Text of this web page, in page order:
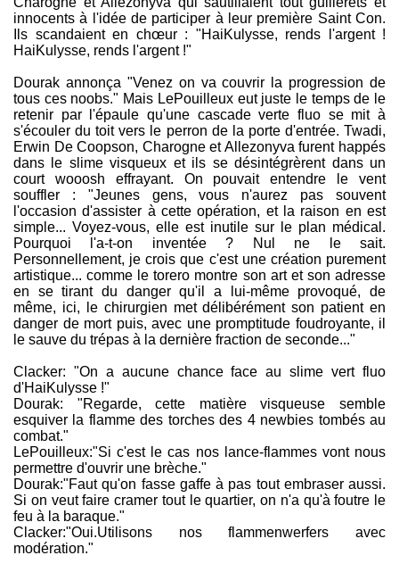
innocents à l'idée de participer à leur première Saint Con.
Ils scandaient en chœur : "HaiKulysse, rends l'argent !
HaiKulysse, rends l'argent !"
Dourak annonça "Venez on va couvrir la progression de
tous ces noobs." Mais LePouilleux eut juste le temps de le
retenir par l'épaule qu'une cascade verte fluo se mit à
s'écouler du toit vers le perron de la porte d'entrée. Twadi,
Erwin De Coopson, Charogne et Allezonyva furent happés
dans le slime visqueux et ils se désintégrèrent dans un
court wooosh effrayant. On pouvait entendre le vent
souffler : "Jeunes gens, vous n'aurez pas souvent
l'occasion d'assister à cette opération, et la raison en est
simple... Voyez-vous, elle est inutile sur le plan médical.
Pourquoi l'a-t-on inventée ? Nul ne le sait.
Personnellement, je crois que c'est une création purement
artistique... comme le torero montre son art et son adresse
en se tirant du danger qu'il a lui-même provoqué, de
même, ici, le chirurgien met délibérément son patient en
danger de mort puis, avec une promptitude foudroyante, il
le sauve du trépas à la dernière fraction de seconde..."
Clacker: "On a aucune chance face au slime vert fluo
d'HaiKulysse !"
Dourak: "Regarde, cette matière visqueuse semble
esquiver la flamme des torches des 4 newbies tombés au
combat."
LePouilleux:"Si c'est le cas nos lance-flammes vont nous
permettre d'ouvrir une brèche."
Dourak:"Faut qu'on fasse gaffe à pas tout embraser aussi.
Si on veut faire cramer tout le quartier, on n'a qu'à foutre le
feu à la baraque."
Clacker:"Oui.Utilisons nos flammenwerfers avec
modération."